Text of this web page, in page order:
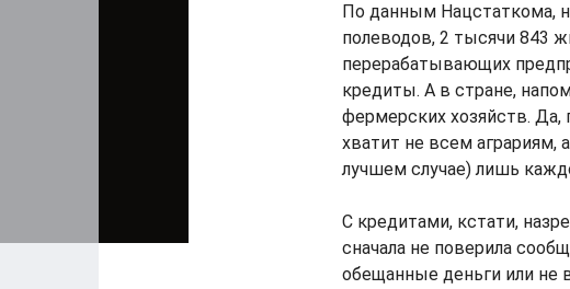
По данным Нацстаткома,
полеводов, 2 тысячи 843
перерабатывающих
кредиты. А в стране,
фермерских хозяйств.
хватит не всем аграриям,
лучшем случае) лишь
С кредитами, кстати,
сначала не поверила
обещанные деньги или